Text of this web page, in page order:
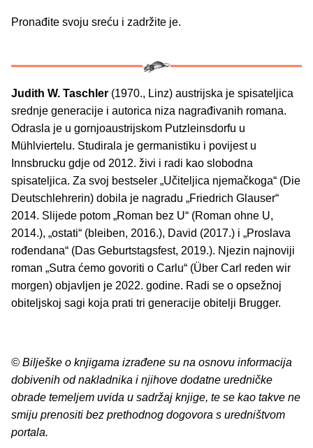
Pronađite svoju sreću i zadržite je.
Judith W. Taschler (1970., Linz) austrijska je spisateljica
srednje generacije i autorica niza nagrađivanih romana.
Odrasla je u gornjoaustrijskom Putzleinsdorfu u
Mühlviertelu. Studirala je germanistiku i povijest u
Innsbrucku gdje od 2012. živi i radi kao slobodna
spisateljica. Za svoj bestseler „Učiteljica njemačkoga“ (Die
Deutschlehrerin) dobila je nagradu „Friedrich Glauser“
2014. Slijede potom „Roman bez U“ (Roman ohne U,
2014.), „ostati“ (bleiben, 2016.), David (2017.) i „Proslava
rođendana“ (Das Geburtstagsfest, 2019.). Njezin najnoviji
roman „Sutra ćemo govoriti o Carlu“ (Über Carl reden wir
morgen) objavljen je 2022. godine. Radi se o opsežnoj
obiteljskoj sagi koja prati tri generacije obitelji Brugger.
© Bilješke o knjigama izrađene su na osnovu informacija
dobivenih od nakladnika i njihove dodatne uredničke
obrade temeljem uvida u sadržaj knjige, te se kao takve ne
smiju prenositi bez prethodnog dogovora s uredništvom
portala.